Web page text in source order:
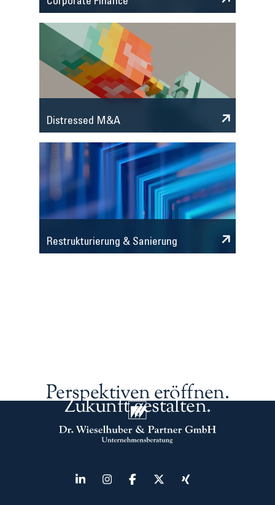
Distressed M&A
Restrukturierung & Sanierung
Perspektiven eröffnen.
Zukunft gestalten.